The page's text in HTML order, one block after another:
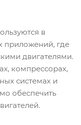
в
где
двигателями.
компрессорах,
системах и
обеспечить